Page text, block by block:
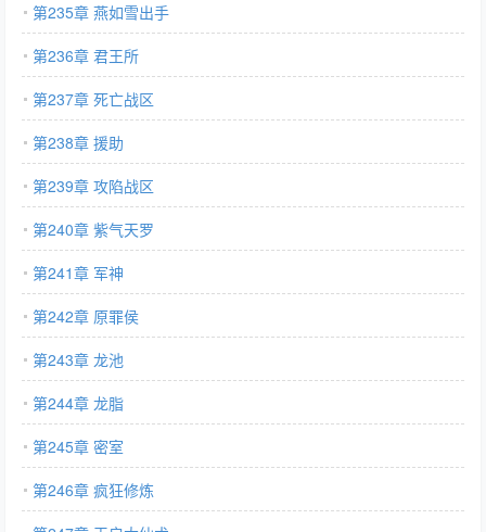
第235章 燕如雪出手
第236章 君王所
第237章 死亡战区
第238章 援助
第239章 攻陷战区
第240章 紫气天罗
第241章 军神
第242章 原罪侯
第243章 龙池
第244章 龙脂
第245章 密室
第246章 疯狂修炼